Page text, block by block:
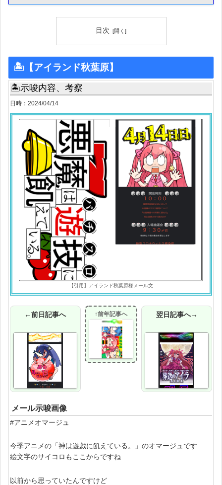
目次
🏝【アイランド秋葉原】
🏝示唆内容、考察
日時：2024/04/14
【引用】アイランド秋葉原様メール文
←前日記事へ ↑前年記事へ 翌日記事へ→
メール示唆画像
#アニメオマージュ
今季アニメの「神は遊戯に飢えている。」のオマージュです
絵文字のサイコロもここからですね
以前から思っていたんですけど